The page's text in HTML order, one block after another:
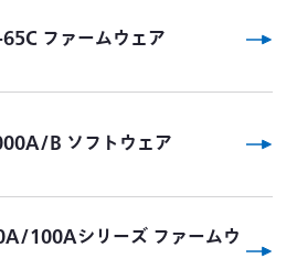
ファームウェア
B ソフトウェア
100Aシリーズ ファームウ